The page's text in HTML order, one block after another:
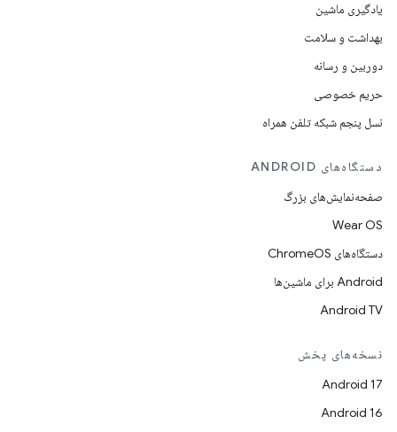
یادگیری ماشین
بهداشت و سلامت
دوربین و رسانه
حریم خصوصی
نسل پنجم شبکه تلفن همراه
دستگاه‌های ANDROID
صفحه‌نمایش‌های بزرگ
Wear OS
دستگاه‌های ChromeOS
Android برای ماشین‌ها
Android TV
نسخه‌های پخش
Android 17
Android 16